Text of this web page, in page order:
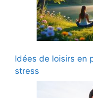
Idées de loisirs en
stress